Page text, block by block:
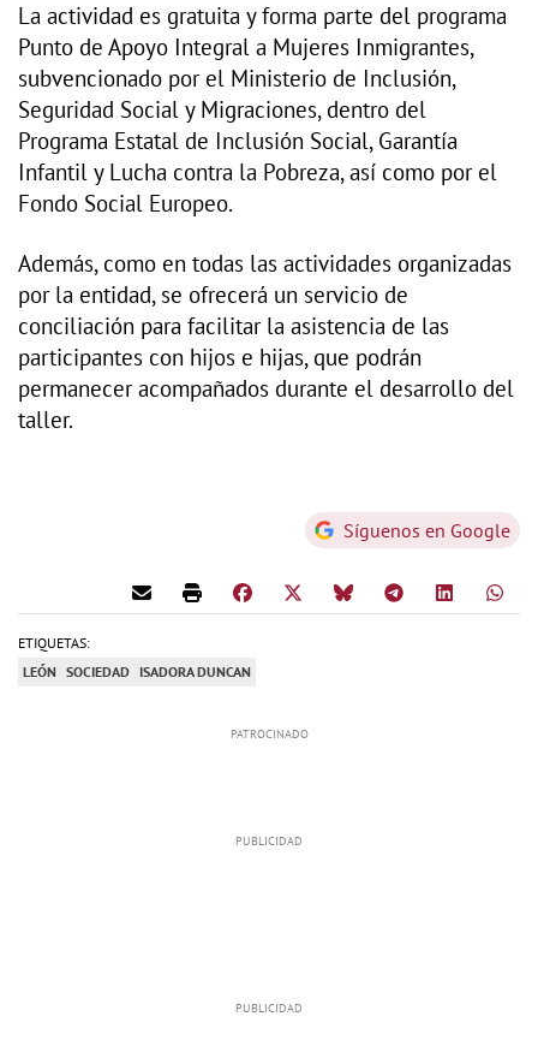
La actividad es gratuita y forma parte del programa
Punto de Apoyo Integral a Mujeres Inmigrantes,
subvencionado por el Ministerio de Inclusión,
Seguridad Social y Migraciones, dentro del
Programa Estatal de Inclusión Social, Garantía
Infantil y Lucha contra la Pobreza, así como por el
Fondo Social Europeo.
Además, como en todas las actividades organizadas
por la entidad, se ofrecerá un servicio de
conciliación para facilitar la asistencia de las
participantes con hijos e hijas, que podrán
permanecer acompañados durante el desarrollo del
taller.
Síguenos en Google
ETIQUETAS:
LEÓN SOCIEDAD ISADORA DUNCAN